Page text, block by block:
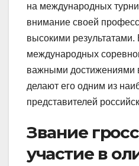
на международных
внимание своей
высокими
международных
важными достижениями
делают его одним из
представителей
Звание
участие в